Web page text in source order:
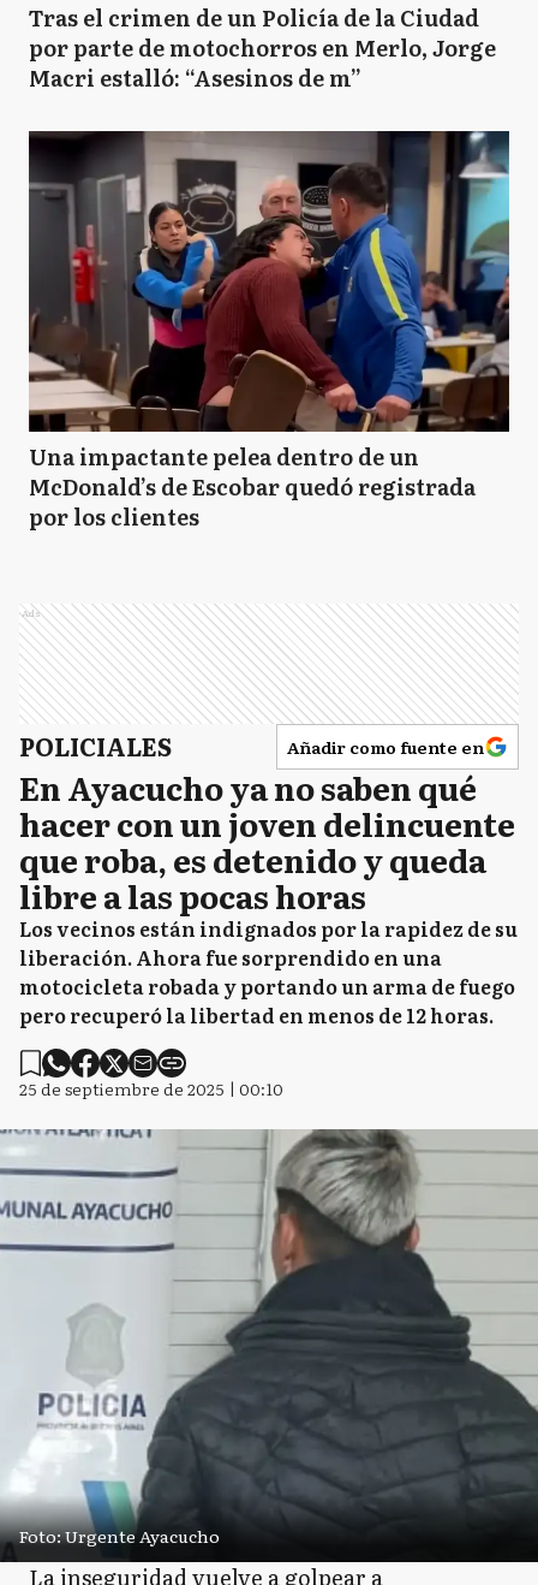
Tras el crimen de un Policía de la Ciudad
por parte de motochorros en Merlo, Jorge
Macri estalló: “Asesinos de m”
Una impactante pelea dentro de un
McDonald’s de Escobar quedó registrada
por los clientes
Ads
POLICIALES Añadir como fuente en
En Ayacucho ya no saben qué
hacer con un joven delincuente
que roba, es detenido y queda
libre a las pocas horas
Los vecinos están indignados por la rapidez de su
liberación. Ahora fue sorprendido en una
motocicleta robada y portando un arma de fuego
pero recuperó la libertad en menos de 12 horas.
25 de septiembre de 2025 | 00:10
Foto: Urgente Ayacucho
La inseguridad vuelve a golpear a